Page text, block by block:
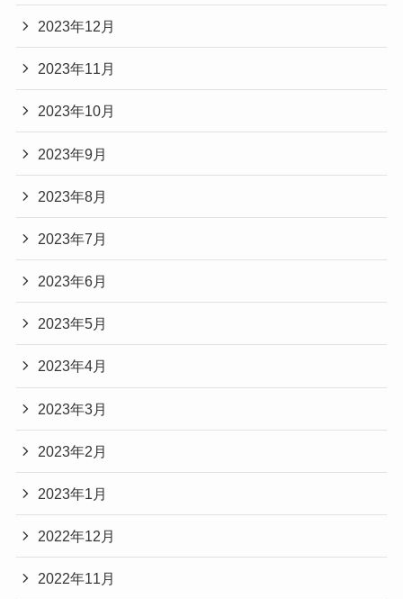
2023年12月
2023年11月
2023年10月
2023年9月
2023年8月
2023年7月
2023年6月
2023年5月
2023年4月
2023年3月
2023年2月
2023年1月
2022年12月
2022年11月